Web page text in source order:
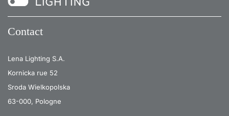
Contact
Lena Lighting S.A.
Kornicka rue 52
Sroda Wielkopolska
63-000, Pologne